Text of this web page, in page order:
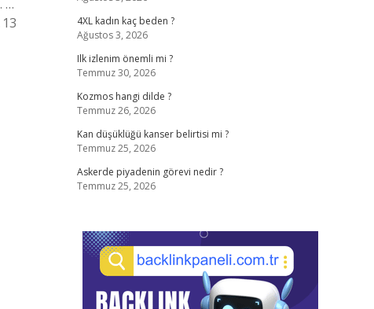
…
4XL kadın kaç beden ?
Ağustos 3, 2026
Ilk izlenim önemli mi ?
Temmuz 30, 2026
Kozmos hangi dilde ?
Temmuz 26, 2026
Kan düşüklüğü kanser belirtisi mi ?
Temmuz 25, 2026
Askerde piyadenin görevi nedir ?
Temmuz 25, 2026